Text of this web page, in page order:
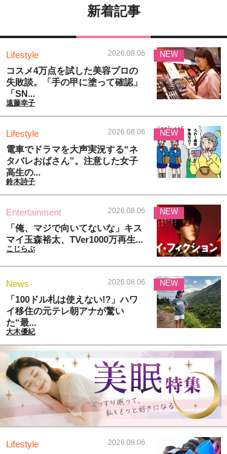
新着記事
Lifestyle 2026.08.06
コスメ4万点を試した美容プロの
失敗談。「手の甲に塗って確認」
「SN...
遠藤幸子
NEW
Lifestyle 2026.08.06
電車でドラマを大声実況する“ネ
タバレおばさん”。注意した女子
高生の...
鈴木詩子
NEW
Entertainment 2026.08.06
「俺、マジで向いてないな」キス
マイ玉森裕太、TVer1000万再生...
こじらぶ
NEW
News 2026.08.06
「100ドル札は使えない!?」ハワ
イ移住の元テレ朝アナが驚い
た“最...
大木優紀
NEW
Lifestyle 2026.08.06